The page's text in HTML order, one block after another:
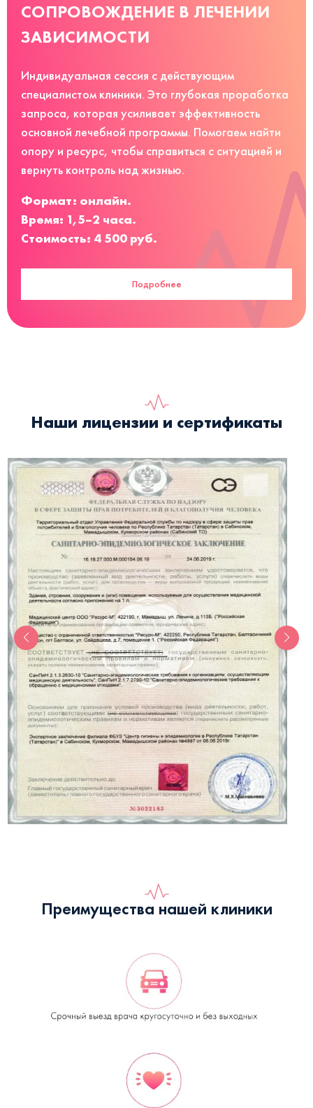
СОПРОВОЖДЕНИЕ В ЛЕЧЕНИИ
ЗАВИСИМОСТИ
Индивидуальная сессия с действующим
специалистом клиники. Это глубокая проработка
запроса, которая усиливает эффективность
основной лечебной программы. Помогаем найти
опору и ресурс, чтобы справиться с ситуацией и
вернуть контроль над жизнью.
Формат: онлайн.
Время: 1,5–2 часа.
Стоимость: 4 500 руб.
Подробнее
Наши лицензии и сертификаты
Преимущества нашей клиники